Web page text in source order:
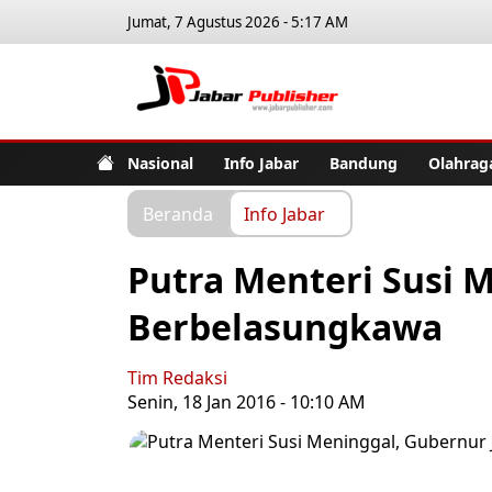
Jumat, 7 Agustus 2026 - 5:17 AM
Nasional Info Jabar Bandung
Beranda Info Jabar
Putra Menteri Susi
Berbelasungkawa
Tim Redaksi
Senin, 18 Jan 2016 - 10:10 AM